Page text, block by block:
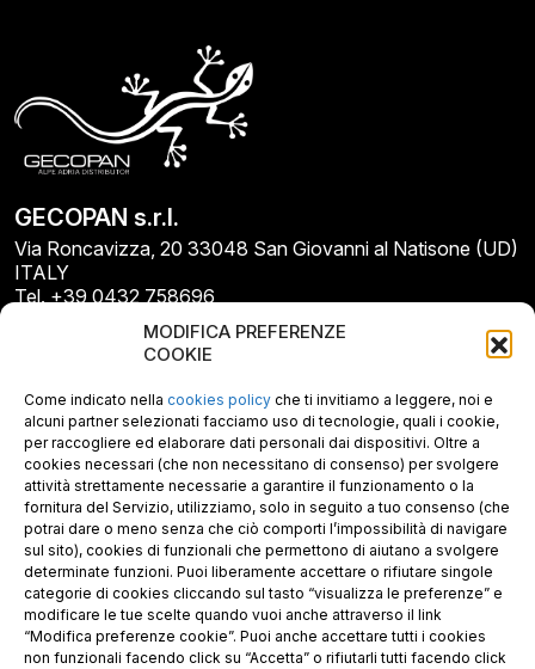
MODIFICA PREFERENZE
COOKIE
Come indicato nella cookies policy che ti invitiamo a leggere, noi e
alcuni partner selezionati facciamo uso di tecnologie, quali i cookie,
per raccogliere ed elaborare dati personali dai dispositivi. Oltre a
cookies necessari (che non necessitano di consenso) per svolgere
attività strettamente necessarie a garantire il funzionamento o la
fornitura del Servizio, utilizziamo, solo in seguito a tuo consenso (che
potrai dare o meno senza che ciò comporti l’impossibilità di navigare
sul sito), cookies di funzionali che permettono di aiutano a svolgere
determinate funzioni. Puoi liberamente accettare o rifiutare singole
categorie di cookies cliccando sul tasto “visualizza le preferenze” e
modificare le tue scelte quando vuoi anche attraverso il link
“Modifica preferenze cookie”. Puoi anche accettare tutti i cookies
non funzionali facendo click su “Accetta” o rifiutarli tutti facendo click
GECOPAN s.r.l.
Via Roncavizza, 20 33048 San Giovanni al Natisone (UD)
ITALY
Tel. +39 0432 758696
E-mail: info@gecopan.it
E-mail PEC: gecopan@pec.it
P.I. E C.F. 02487660306
N. REA UD 264834
Capitale sociale € 30.000